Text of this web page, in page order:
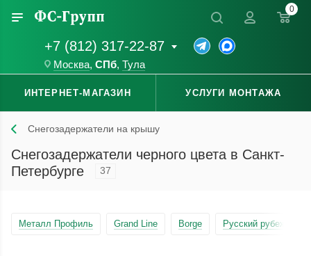
+7 (812) 317-22-87
Москва, СПб, Тула
0
ИНТЕРНЕТ-МАГАЗИН УСЛУГИ МОНТАЖА
Снегозадержатели на крышу
Снегозадержатели черного цвета в Санкт-
Петербурге
37
Металл Профиль Grand Line Borge Русский рубеж